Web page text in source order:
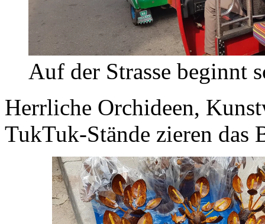
Auf der Strasse beginnt
Herrliche Orchideen,
TukTuk-Stände zieren das